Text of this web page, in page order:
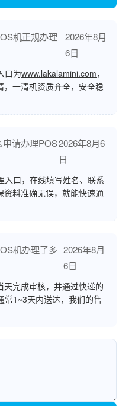
机正规办理
2026年8月
6日
口为www.lakalamini.com，
一清机资质齐全，安全稳
申请办理POS2026年8月6
日
入口，在线填写姓名、联系
料准确无误，就能快速通
机办理了多 2026年8月
6日
完成审核，并通过快递的
常1~3天内送达，我们的售